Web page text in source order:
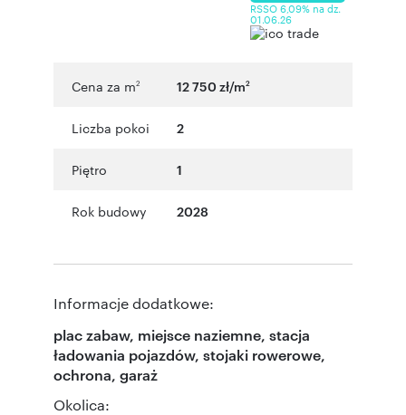
RSSO 6,09% na dz.
01.06.26
Cena za m2 12 750 zł/m2
Liczba pokoi 2
Piętro 1
Rok budowy 2028
Informacje dodatkowe:
plac zabaw, miejsce naziemne, stacja
ładowania pojazdów, stojaki rowerowe,
ochrona, garaż
Okolica: